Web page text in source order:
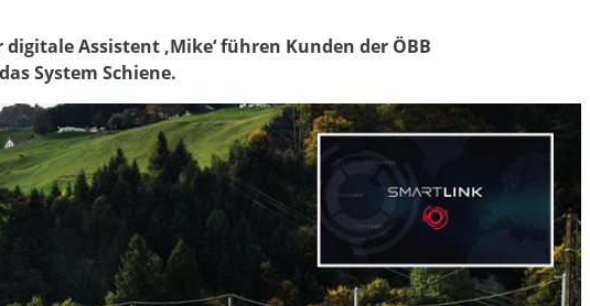
Assistent ‚Mike‘ führen Kunden der ÖBB
System Schiene.